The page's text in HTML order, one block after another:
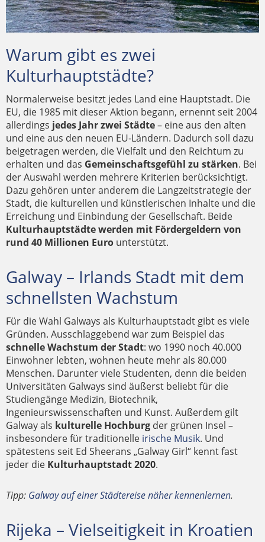
Warum gibt es zwei
Kulturhauptstädte?
Normalerweise besitzt jedes Land eine Hauptstadt. Die
EU, die 1985 mit dieser Aktion begann, ernennt seit 2004
allerdings jedes Jahr zwei Städte– eine aus den alten
und eine aus den neuen EU-Ländern. Dadurch soll dazu
beigetragen werden, die Vielfalt und den Reichtum zu
erhalten und das Gemeinschaftsgefühl zu stärken. Bei
der Auswahl werden mehrere Kriterien berücksichtigt.
Dazu gehören unter anderem die Langzeitstrategie der
Stadt, die kulturellen und künstlerischen Inhalte und die
Erreichung und Einbindung der Gesellschaft. Beide
Kulturhauptstädte werden mit Fördergeldern von
rund 40 Millionen Euro unterstützt.
Galway – Irlands Stadt mit dem
schnellsten Wachstum
Für die Wahl Galways als Kulturhauptstadt gibt es viele
Gründen. Ausschlaggebend war zum Beispiel das
schnelle Wachstum der Stadt: wo 1990 noch 40.000
Einwohner lebten, wohnen heute mehr als 80.000
Menschen. Darunter viele Studenten, denn die beiden
Universitäten Galways sind äußerst beliebt für die
Studiengänge Medizin, Biotechnik,
Ingenieurswissenschaften und Kunst. Außerdem gilt
Galway als kulturelle Hochburg der grünen Insel –
insbesondere für traditionelle irische Musik. Und
spätestens seit Ed Sheerans „Galway Girl“ kennt fast
jeder die Kulturhauptstadt 2020.
Tipp: Galway auf einer Städtereise näher kennenlernen.
Rijeka – Vielseitigkeit in Kroatien